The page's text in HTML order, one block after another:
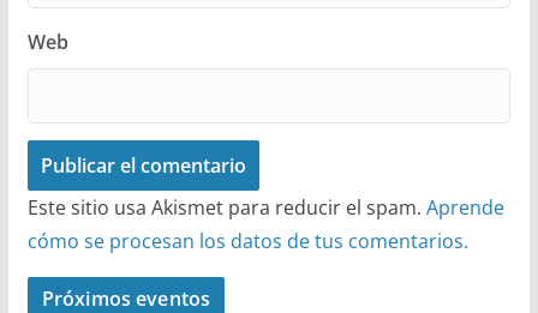
Web
Este sitio usa Akismet para reducir el spam. Aprende
cómo se procesan los datos de tus comentarios.
Próximos eventos